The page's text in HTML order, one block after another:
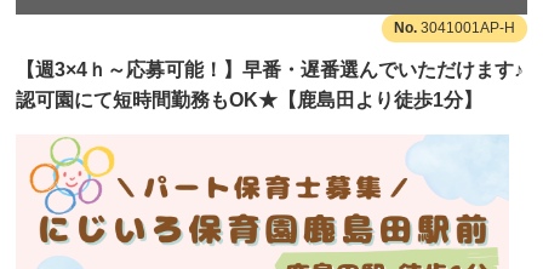
3041001AP-H
【週3×4ｈ～応募可能！】早番・遅番選んでいただけます♪
認可園にて短時間勤務もOK★【鹿島田より徒歩1分】